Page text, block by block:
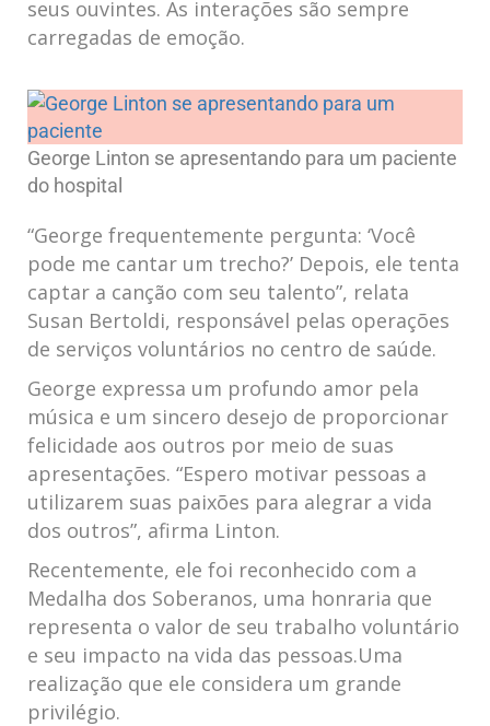
seus ouvintes. As interações são sempre
carregadas de emoção.
George Linton se apresentando para um paciente
do hospital
“George frequentemente pergunta: ‘Você
pode me cantar um trecho?’ Depois, ele tenta
captar a canção com seu talento”, relata
Susan Bertoldi, responsável pelas operações
de serviços voluntários no centro de saúde.
George expressa um profundo amor pela
música e um sincero desejo de proporcionar
felicidade aos outros por meio de suas
apresentações. “Espero motivar pessoas a
utilizarem suas paixões para alegrar a vida
dos outros”, afirma Linton.
Recentemente, ele foi reconhecido com a
Medalha dos Soberanos, uma honraria que
representa o valor de seu trabalho voluntário
e seu impacto na vida das pessoas.Uma
realização que ele considera um grande
privilégio.